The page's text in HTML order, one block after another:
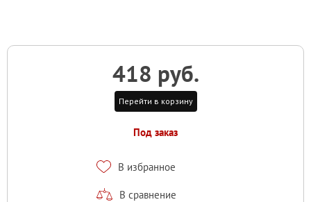
418 руб.
Перейти в корзину
Под заказ
В избранное
В сравнение